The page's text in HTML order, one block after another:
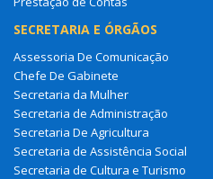
SECRETARIA E ÓRGÃOS
Assessoria De Comunicação
Chefe De Gabinete
Secretaria da Mulher
Secretaria de Administração
Secretaria De Agricultura
Secretaria de Assistência Social
Secretaria de Cultura e Turismo